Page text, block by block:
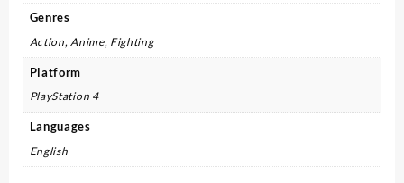
cantidad
Genres
Action, Anime, Fighting
Platform
PlayStation 4
Languages
English